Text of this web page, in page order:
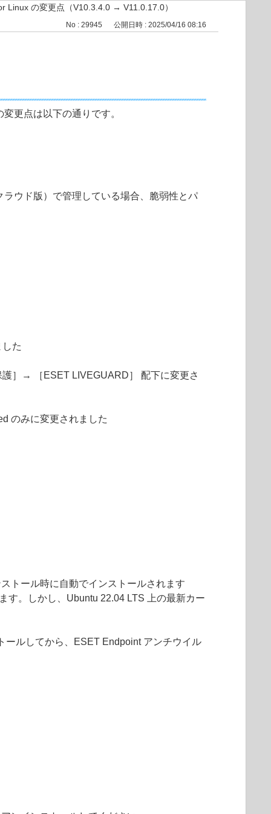
Linux の変更点（V10.3.4.0 → V11.0.17.0）
No : 29945 公開日時 : 2025/04/16 08:16
更点は以下の通りです。
ウド版）で管理している場合、脆弱性とパ
た
］→ ［ESET LIVEGUARD］ 配下に変更さ
のみに変更されました
トール時に自動でインストールされます
す。しかし、Ubuntu 22.04 LTS 上の最新カー
ールしてから、ESET Endpoint アンチウイル